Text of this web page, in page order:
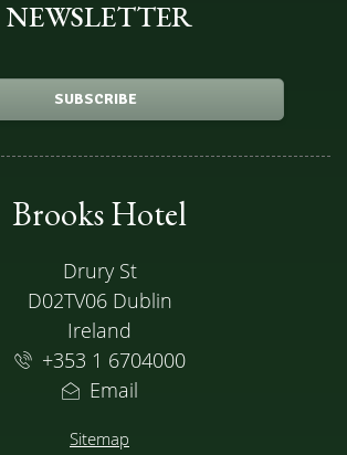
NEWSLETTER
SUBSCRIBE
ADRESSE
Brooks Hotel
Drury St
D02TV06 Dublin
Ireland
+353 1 6704000
Email
Sitemap